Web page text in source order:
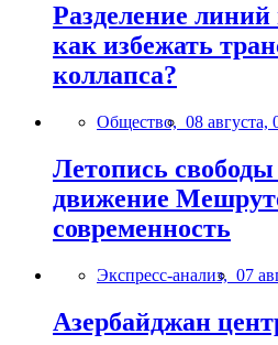
Разделение
как избежать
коллапса?
Общество, 08 августа,
Летопись свободы
движение
современность
Экспресс-анализ, 07
Азербайджан